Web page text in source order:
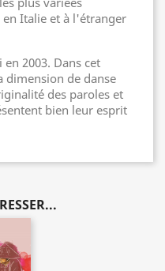
en Italie et à l'étranger
2003. Dans cet
dimension de danse
des paroles et
bien leur esprit